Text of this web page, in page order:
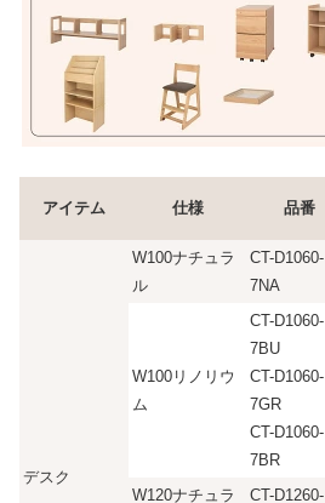
アイテム 仕様 品番
デスク
W100ナチュラ
ル
CT-D1060-
7NA
W100リノリウ
ム
CT-D1060-
7BU
CT-D1060-
7GR
CT-D1060-
7BR
W120ナチュラ CT-D1260-